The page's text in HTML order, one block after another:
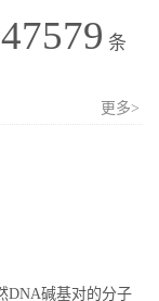
条
更多>
DNA碱基对的分子